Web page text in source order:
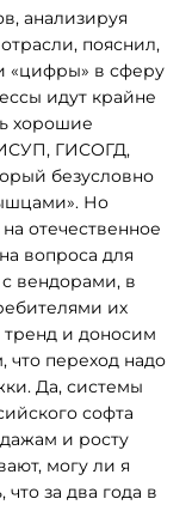
анализируя
пояснил,
«цифры» в сферу
идут крайне
хорошие
ГИСОГД,
безусловно
Но
отечественное
вопроса для
вендорами, в
их
и доносим
переход надо
Да, системы
софта
и росту
могу ли я
за два года в